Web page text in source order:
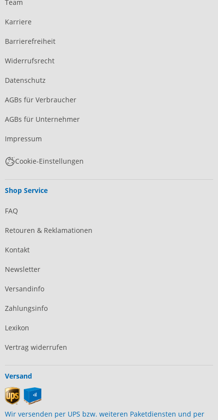
Team
Karriere
Barrierefreiheit
Widerrufsrecht
Datenschutz
AGBs für Verbraucher
AGBs für Unternehmer
Impressum
Cookie-Einstellungen
Shop Service
FAQ
Retouren & Reklamationen
Kontakt
Newsletter
Versandinfo
Zahlungsinfo
Lexikon
Vertrag widerrufen
Versand
Wir versenden per UPS bzw. weiteren Paketdiensten und per